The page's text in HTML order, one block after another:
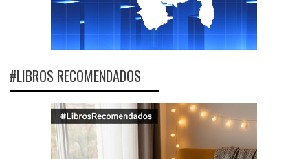
#LIBROS RECOMENDADOS